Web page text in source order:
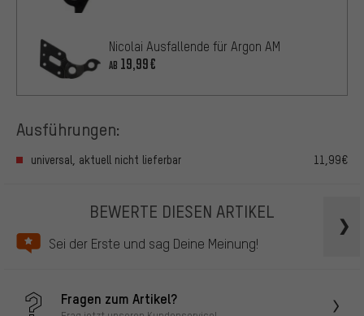
Nicolai Ausfallende für Argon AM
AB 19,99€
Ausführungen:
universal, aktuell nicht lieferbar 11,99€
BEWERTE DIESEN ARTIKEL
Sei der Erste und sag Deine Meinung!
Fragen zum Artikel?